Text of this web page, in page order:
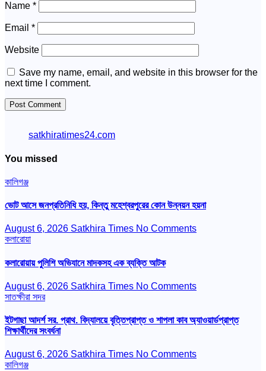
Name *
Email *
Website
Save my name, email, and website in this browser for the
next time I comment.
satkhiratimes24.com
You missed
কালিগঞ্জ
ভোট আসে জনপ্রতিনিধি হয়, কিন্তু মহেশ্বরপুরের কোন উন্নয়ন হয়না
August 6, 2026 Satkhira Times No Comments
কলারোয়া
কলারোয়ায় পুলিশি অভিযানে মাদকসহ এক ব্যক্তি আটক
August 6, 2026 Satkhira Times No Comments
সাতক্ষীরা সদর
ইটগাছা আদর্শ সর. প্রাথ. বিদ্যালয়ে বৃত্তিপ্রাপ্ত ও শাপলা কাব অ্যাওয়ার্ডপ্রাপ্ত
শিক্ষার্থীদের সংবর্ধনা
August 6, 2026 Satkhira Times No Comments
কালিগঞ্জ